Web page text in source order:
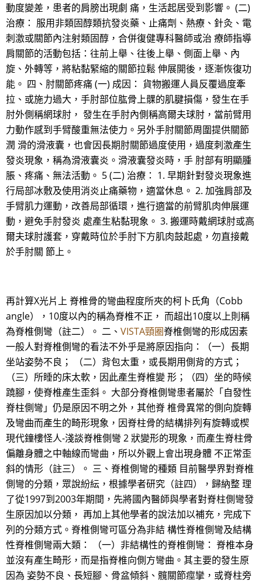
動度變差，患者的肩膀出現劇 痛，生活起居受到影響。 (二)
治療： 服用非類固醇類抗發炎藥、止痛劑、熱療、針灸、電
刺激或關節內注射類固醇，合併復健專科醫師或治 療師指導
肩關節的活動包括：往前上舉、往後上舉、側面上舉、內
旋、外轉等，將粘黏緊縮的關節拉鬆 伸展開後，逐漸恢復功
能。 四、肘關節疼痛 (一) 成因： 貨物搬運人員反覆過度牽
拉、或施力過大，手肘部位肱骨上髁的肌腱損傷，發生在手
肘外側稱網球肘， 發生在手肘內側稱高爾夫球肘，當前臂用
力動作感到手臂酸重無法使力。另外手肘關節周圍提供關節
潤 滑的滑液囊，也會因長期肘關節過度使用，過度刺激產生
發炎現象，稱為滑液囊炎。滑液囊發炎時，手 肘部有明顯腫
脹、疼痛、無法活動。 5 (二) 治療： 1. 早期針對發炎現象進
行局部冰敷及使用消炎止痛藥物，適當休息。 2. 加強肩部及
手臂肌力運動，改善局部循環，進行適當的前臂肌肉伸展運
動，避免手肘發炎 處產生粘黏現象。 3. 搬運時戴網球肘或高
爾夫球肘護套，穿戴時位於手肘下方肌肉鼓起處，勿直接戴
於手肘關 節上。
再計算X光片上 脊椎骨的彎曲程度所夾的柯卜氏角（Cobb
angle），10度以內的稱為脊椎不正， 而超出10度以上則稱
為脊椎側彎（註二）。 二、 VISTA頸圈脊椎側彎的形成因素
一般人對脊椎側彎的看法不外乎是將原因指向：（一）長期
坐站姿勢不良； （二）背包太重，或長期用側背的方式；
（三）所睡的床太軟，因此產生脊椎變 形；（四）坐的時候
蹺腳，使脊椎產生歪斜。 大部分脊椎側彎患者屬於「自發性
脊柱側彎」仍是原因不明之外，其他脊 椎骨異常的側向旋轉
及彎曲而產生的畸形現象，因脊柱骨的結構排列有旋轉或楔
現代鐘樓怪人-淺談脊椎側彎 2 狀變形的現象，而產生脊柱骨
偏離身體之中軸線而彎曲，所以外觀上會出現身體 不正常歪
斜的情形（註三）。 三、脊椎側彎的種類 目前醫學界對脊椎
側彎的分類，眾說紛紜，根據學者研究（註四），歸納整 理
了從1997到2003年期間，先將國內醫師與學者對脊柱側彎發
生原因加以分類， 再加上其他學者的說法加以補充，完成下
列的分類方式。脊椎側彎可區分為非結 構性脊椎側彎及結構
性脊椎側彎兩大類： （一）非結構性的脊椎側彎： 脊椎本身
並沒有產生畸形，而是指脊椎向側方彎曲。其主要的發生原
因為 姿勢不良、長短腳、骨盆傾斜、髖關節痙攣，或脊柱旁